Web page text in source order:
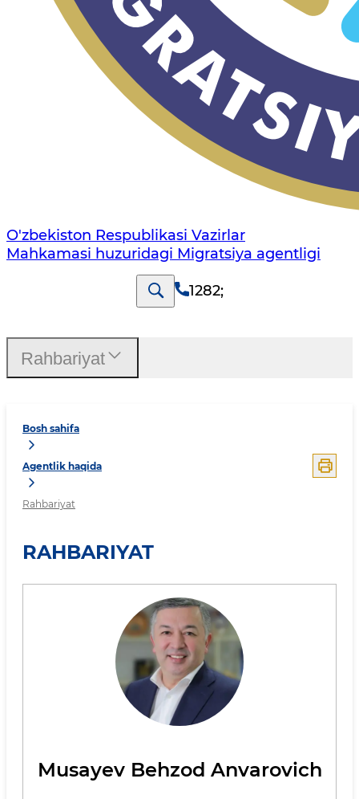
O'zbekiston Respublikasi Vazirlar
Mahkamasi huzuridagi Migratsiya agentligi
1282;
Bosh sahifa
Agentlik haqida
Rahbariyat
RAHBARIYAT
Musayev Behzod Anvarovich
Rahbariyat